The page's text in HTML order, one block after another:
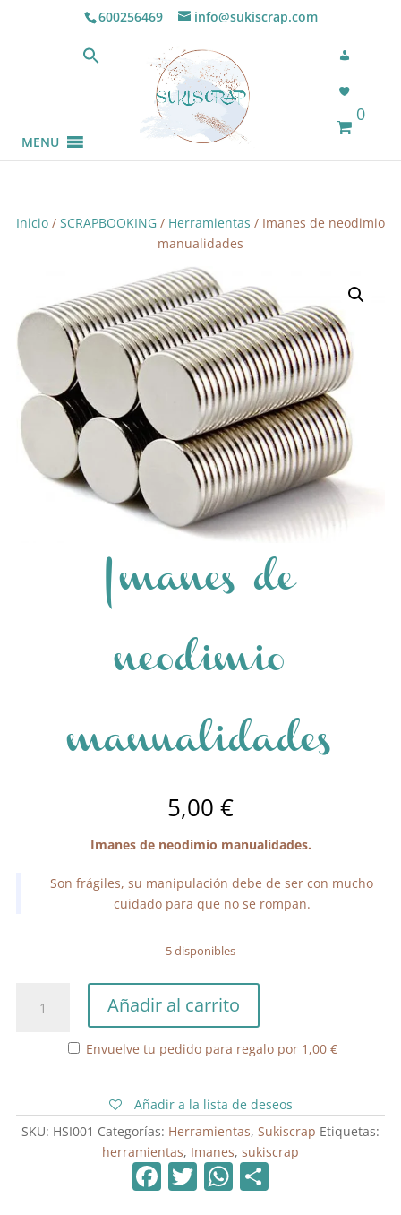
600256469 info@sukiscrap.com
0
MENU
Inicio / SCRAPBOOKING / Herramientas / Imanes de neodimio
manualidades
Imanes de
neodimio
manualidades
5,00 €
Imanes de neodimio manualidades.
Son frágiles, su manipulación debe de ser con mucho
cuidado para que no se rompan.
5 disponibles
manualidades
Añadir al carrito
Envuelve tu pedido para regalo por 1,00 €
Añadir a la lista de deseos
SKU: HSI001 Categorías: Herramientas, Sukiscrap Etiquetas:
herramientas, Imanes, sukiscrap
F T W